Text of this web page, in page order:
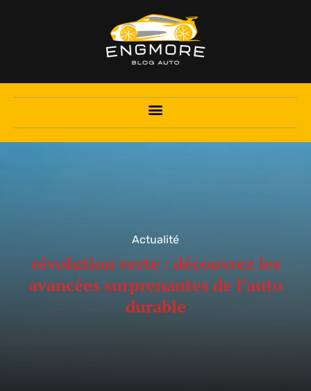
Actualité
révolution verte : découvrez les
avancées surprenantes de l’auto
durable